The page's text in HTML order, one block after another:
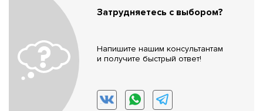
Затрудняетесь с выбором?
Напишите нашим консультантам
и получите быстрый ответ!